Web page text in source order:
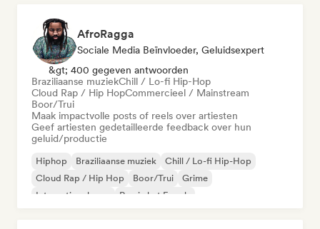
AfroRagga
Sociale Media Beïnvloeder, Geluidsexpert
&gt; 400 gegeven antwoorden
Braziliaanse muziekChill / Lo-fi Hip-Hop
Cloud Rap / Hip HopCommercieel / Mainstream
Boor/Trui
Maak impactvolle posts of reels over artiesten
Geef artiesten gedetailleerde feedback over hun
geluid/productie
Hiphop Braziliaanse muziek
Chill / Lo-fi Hip-Hop
Cloud Rap / Hip Hop
Boor/Trui
Grime
Internationale rap
Rap in het Engels